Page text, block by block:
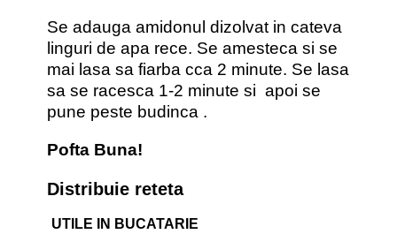
Se adauga amidonul dizolvat in cateva
linguri de apa rece. Se amesteca si se
mai lasa sa fiarba cca 2 minute. Se lasa
sa se racesca 1-2 minute si apoi se
pune peste budinca .
Pofta Buna!
Distribuie reteta
UTILE IN BUCATARIE